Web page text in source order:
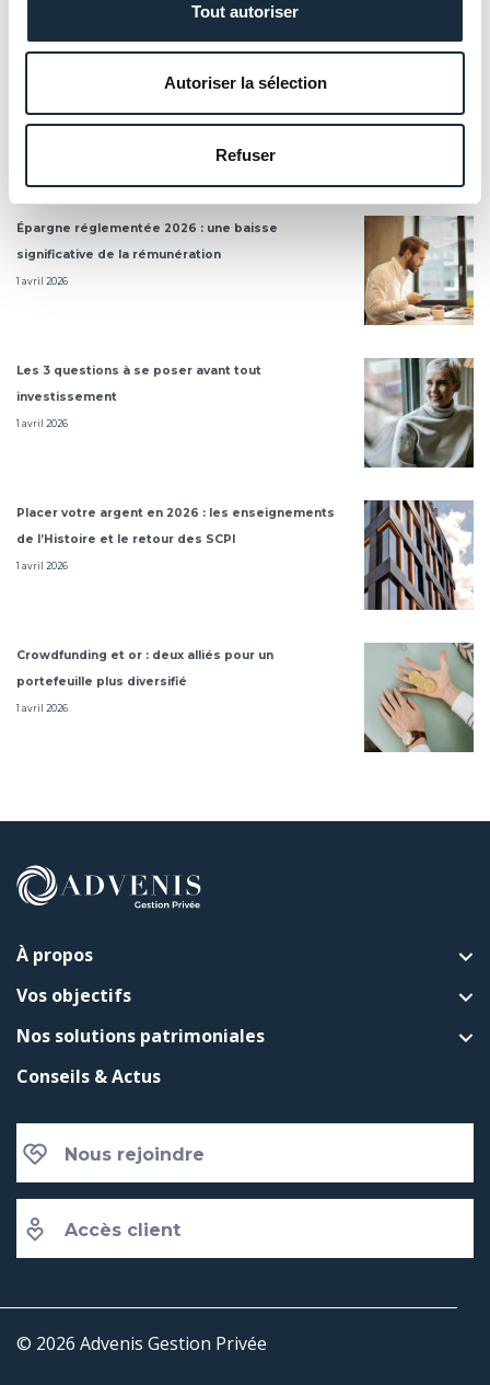
Tout autoriser
Autoriser la sélection
Refuser
Nos derniers articles
Loi Le Meur : le Conseil constitutionnel valide
l’interdiction des locations Airbnb en copropriété
Épargne réglementée 2026 : une baisse
significative de la rémunération
1 avril 2026
Les 3 questions à se poser avant tout
investissement
1 avril 2026
Placer votre argent en 2026 : les enseignements
de l’Histoire et le retour des SCPI
1 avril 2026
Crowdfunding et or : deux alliés pour un
portefeuille plus diversifié
1 avril 2026
À propos
Vos objectifs
Nos solutions patrimoniales
Conseils & Actus
Nous rejoindre
Accès client
© 2026 Advenis Gestion Privée